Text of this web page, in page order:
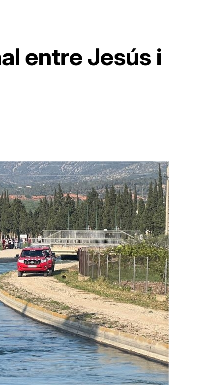
entre Jesús i